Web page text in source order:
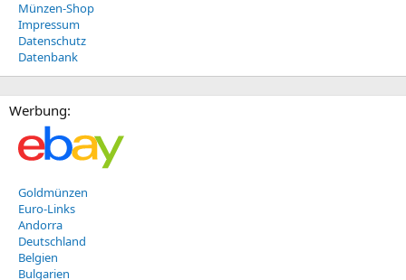
Münzen-Shop
Impressum
Datenschutz
Datenbank
Werbung:
Goldmünzen
Euro-Links
Andorra
Deutschland
Belgien
Bulgarien